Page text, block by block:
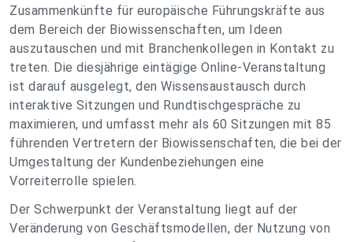
Zusammenkünfte für europäische Führungskräfte aus
dem Bereich der Biowissenschaften, um Ideen
auszutauschen und mit Branchenkollegen in Kontakt zu
treten. Die diesjährige eintägige Online-Veranstaltung
ist darauf ausgelegt, den Wissensaustausch durch
interaktive Sitzungen und Rundtischgespräche zu
maximieren, und umfasst mehr als 60 Sitzungen mit 85
führenden Vertretern der Biowissenschaften, die bei der
Umgestaltung der Kundenbeziehungen eine
Vorreiterrolle spielen.
Der Schwerpunkt der Veranstaltung liegt auf der
Veränderung von Geschäftsmodellen, der Nutzung von